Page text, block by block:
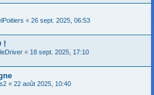
« 26 sept. 2025, 06:53
!
« 18 sept. 2025, 17:10
« 22 août 2025, 10:40